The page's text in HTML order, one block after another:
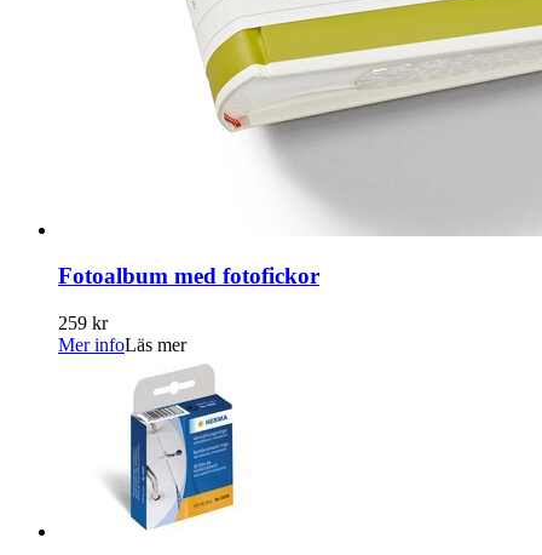
Fotoalbum med fotofickor
259 kr
Mer infoLäs mer